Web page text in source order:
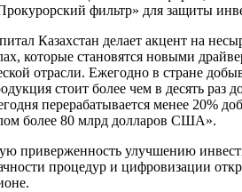
фильтр» для защиты
Казахстан делает акцент на
которые становятся новыми
отрасли. Ежегодно в стране
стоит более чем в десять
перерабатывается менее 20%
более 80 млрд долларов США».
приверженность улучшению
процедур и цифровизации